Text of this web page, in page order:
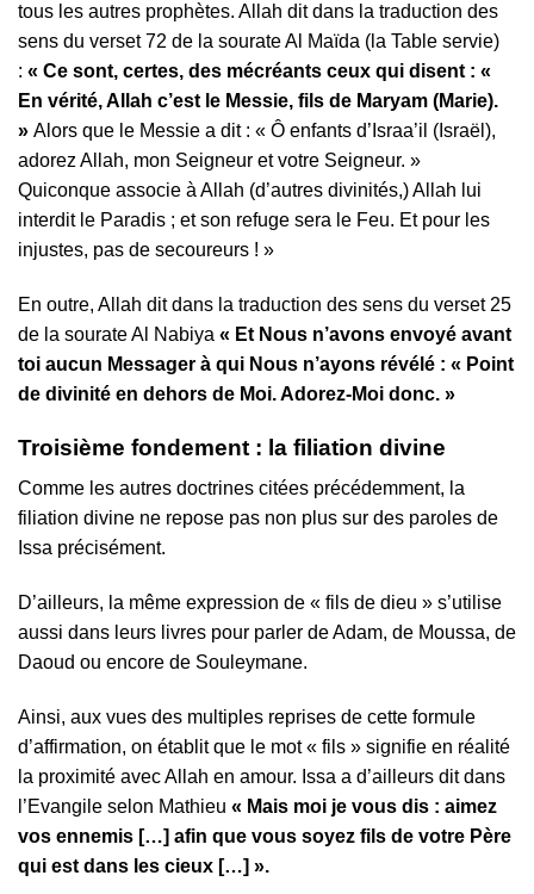
tous les autres prophètes. Allah dit dans la traduction des
sens du verset 72 de la sourate Al Maïda (la Table servie)
: « Ce sont, certes, des mécréants ceux qui disent : «
En vérité, Allah c’est le Messie, fils de Maryam (Marie).
» Alors que le Messie a dit : « Ô enfants d’Israa’il (Israël),
adorez Allah, mon Seigneur et votre Seigneur. »
Quiconque associe à Allah (d’autres divinités,) Allah lui
interdit le Paradis ; et son refuge sera le Feu. Et pour les
injustes, pas de secoureurs ! »
En outre, Allah dit dans la traduction des sens du verset 25
de la sourate Al Nabiya « Et Nous n’avons envoyé avant
toi aucun Messager à qui Nous n’ayons révélé : « Point
de divinité en dehors de Moi. Adorez-Moi donc. »
Troisième fondement : la filiation divine
Comme les autres doctrines citées précédemment, la
filiation divine ne repose pas non plus sur des paroles de
Issa précisément.
D’ailleurs, la même expression de « fils de dieu » s’utilise
aussi dans leurs livres pour parler de Adam, de Moussa, de
Daoud ou encore de Souleymane.
Ainsi, aux vues des multiples reprises de cette formule
d’affirmation, on établit que le mot « fils » signifie en réalité
la proximité avec Allah en amour. Issa a d’ailleurs dit dans
l’Evangile selon Mathieu « Mais moi je vous dis : aimez
vos ennemis […] afin que vous soyez fils de votre Père
qui est dans les cieux […] ».